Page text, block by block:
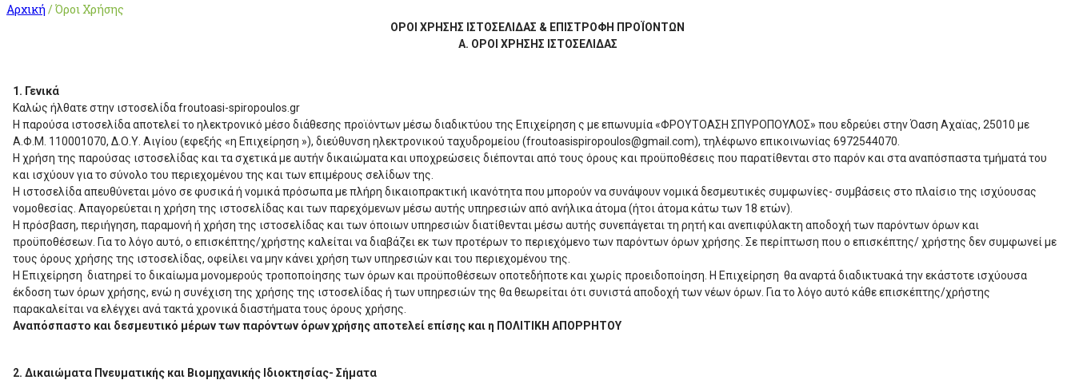
Αρχική / Όροι Χρήσης
ΟΡΟΙ ΧΡΗΣΗΣ ΙΣΤΟΣΕΛΙΔΑΣ & ΕΠΙΣΤΡΟΦΗ ΠΡΟΪΟΝΤΩΝ
Α. ΟΡΟΙ ΧΡΗΣΗΣ ΙΣΤΟΣΕΛΙΔΑΣ
1. Γενικά
Καλώς ήλθατε στην ιστοσελίδα froutoasi-spiropoulos.gr
Η παρούσα ιστοσελίδα αποτελεί το ηλεκτρονικό μέσο διάθεσης προϊόντων μέσω διαδικτύου της Επιχείρηση ς με επωνυμία «ΦΡΟΥΤΟΑΣΗ ΣΠΥΡΟΠΟΥΛΟΣ» που εδρεύει στην Όαση Αχαϊας, 25010 με
Α.Φ.Μ. 110001070, Δ.Ο.Υ. Αιγίου (εφεξής «η Επιχείρηση »), διεύθυνση ηλεκτρονικού ταχυδρομείου (froutoasispiropoulos@gmail.com), τηλέφωνο επικοινωνίας 6972544070.
Η χρήση της παρούσας ιστοσελίδας και τα σχετικά με αυτήν δικαιώματα και υποχρεώσεις διέπονται από τους όρους και προϋποθέσεις που παρατίθενται στο παρόν και στα αναπόσπαστα τμήματά του
και ισχύουν για το σύνολο του περιεχομένου της και των επιμέρους σελίδων της.
Η ιστοσελίδα απευθύνεται μόνο σε φυσικά ή νομικά πρόσωπα με πλήρη δικαιοπρακτική ικανότητα που μπορούν να συνάψουν νομικά δεσμευτικές συμφωνίες- συμβάσεις στο πλαίσιο της ισχύουσας
νομοθεσίας. Απαγορεύεται η χρήση της ιστοσελίδας και των παρεχόμενων μέσω αυτής υπηρεσιών από ανήλικα άτομα (ήτοι άτομα κάτω των 18 ετών).
Η πρόσβαση, περιήγηση, παραμονή ή χρήση της ιστοσελίδας και των όποιων υπηρεσιών διατίθενται μέσω αυτής συνεπάγεται τη ρητή και ανεπιφύλακτη αποδοχή των παρόντων όρων και
προϋποθέσεων. Για το λόγο αυτό, ο επισκέπτης/χρήστης καλείται να διαβάζει εκ των προτέρων το περιεχόμενο των παρόντων όρων χρήσης. Σε περίπτωση που ο επισκέπτης/ χρήστης δεν συμφωνεί με
τους όρους χρήσης της ιστοσελίδας, οφείλει να μην κάνει χρήση των υπηρεσιών και του περιεχομένου της.
Η Επιχείρηση διατηρεί το δικαίωμα μονομερούς τροποποίησης των όρων και προϋποθέσεων οποτεδήποτε και χωρίς προειδοποίηση. Η Επιχείρηση θα αναρτά διαδικτυακά την εκάστοτε ισχύουσα
έκδοση των όρων χρήσης, ενώ η συνέχιση της χρήσης της ιστοσελίδας ή των υπηρεσιών της θα θεωρείται ότι συνιστά αποδοχή των νέων όρων. Για το λόγο αυτό κάθε επισκέπτης/χρήστης
παρακαλείται να ελέγχει ανά τακτά χρονικά διαστήματα τους όρους χρήσης.
Αναπόσπαστο και δεσμευτικό μέρων των παρόντων όρων χρήσης αποτελεί επίσης και η ΠΟΛΙΤΙΚΗ ΑΠΟΡΡΗΤΟΥ
2. Δικαιώματα Πνευματικής και Βιομηχανικής Ιδιοκτησίας- Σήματα